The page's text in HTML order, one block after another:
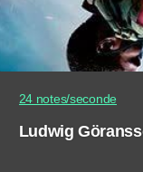
24 notes/seconde
Ludwig